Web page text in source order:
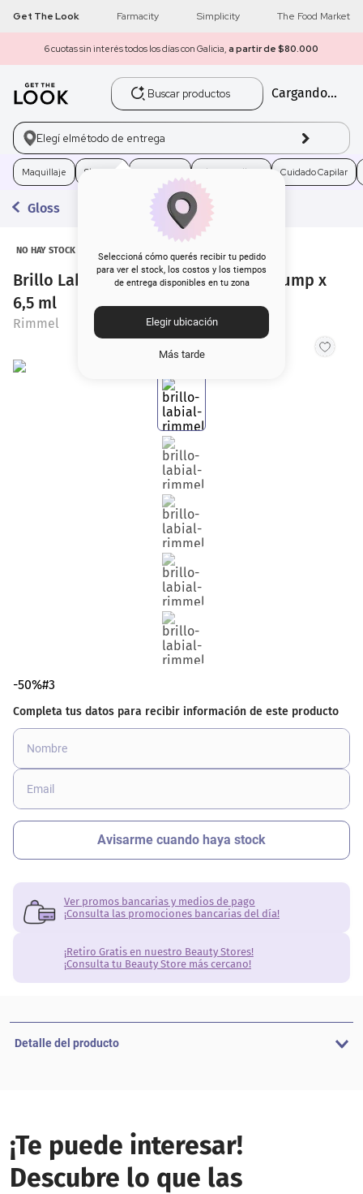
Get The Look Farmacity Simplicity The Food Market
6 cuotas sin interés todos los días con Galicia, a partir de $80.000
Buscar productos
Cargando...
Elegí elmétodo de entrega
Seleccioná cómo querés recibir tu pedido
para ver el stock, los costos y los tiempos
de entrega disponibles en tu zona
Elegir ubicación
Más tarde
Maquillaje Skincare Electro Belleza Cuidado Capilar
Gloss
NO HAY STOCK
Brillo Labial Rimmel Oh My Gloss! Plump x
6,5 ml
Rimmel
-50%#3
Ver promos bancarias y medios de pago
¡Consulta las promociones bancarias del día!
¡Retiro Gratis en nuestro Beauty Stores!
¡Consulta tu Beauty Store más cercano!
Detalle del producto
¡Te puede interesar!
Descubre lo que las
1 get the look
2 máscara pestañas
loreal
4. brochas
5. corrector
6. rubor
7. serum
8.